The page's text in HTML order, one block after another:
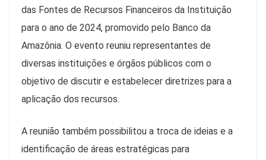
das Fontes de Recursos Financeiros da Instituição
para o ano de 2024, promovido pelo Banco da
Amazônia. O evento reuniu representantes de
diversas instituições e órgãos públicos com o
objetivo de discutir e estabelecer diretrizes para a
aplicação dos recursos.
A reunião também possibilitou a troca de ideias e a
identificação de áreas estratégicas para